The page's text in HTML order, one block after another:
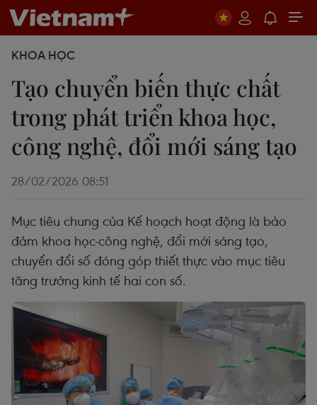
KHOA HỌC
Tạo chuyển biến thực chất
trong phát triển khoa học,
công nghệ, đổi mới sáng tạo
28/02/2026 08:51
Mục tiêu chung của Kế hoạch hoạt động là bảo
đảm khoa học-công nghệ, đổi mới sáng tạo,
chuyển đổi số đóng góp thiết thực vào mục tiêu
tăng trưởng kinh tế hai con số.